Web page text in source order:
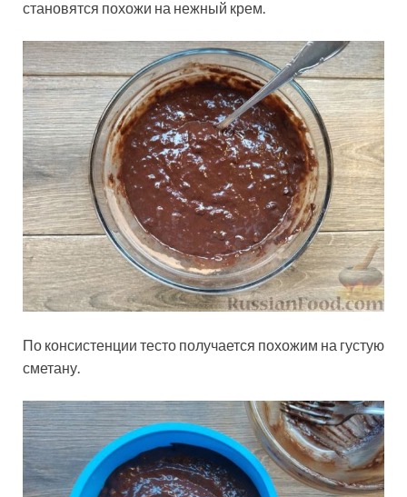
становятся похожи на нежный крем.
По консистенции тесто получается похожим на густую
сметану.